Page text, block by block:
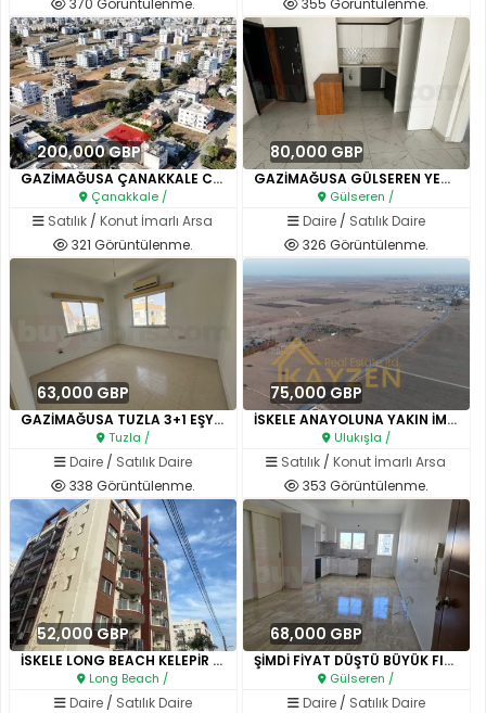
370 Görüntülenme.
355 Görüntülenme.
200,000 GBP
GAZİMAĞUSA ÇANAKKALE CİTTYMALL..
Çanakkale /
Satılık /Konut İmarlı Arsa
321 Görüntülenme.
80,000 GBP
GAZİMAĞUSA GÜLSEREN YENİ 2+1 T..
Gülseren /
Daire/ Satılık Daire
326 Görüntülenme.
63,000 GBP
GAZİMAĞUSA TUZLA 3+1 EŞYASIZ S..
Tuzla /
Daire/ Satılık Daire
338 Görüntülenme.
75,000 GBP
İSKELE ANAYOLUNA YAKIN İMARA A..
Ulukışla /
Satılık /Konut İmarlı Arsa
353 Görüntülenme.
52,000 GBP
İSKELE LONG BEACH KELEPİR FİYA..
Long Beach /
Daire/ Satılık Daire
68,000 GBP
ŞİMDİ FİYAT DÜŞTÜ BÜYÜK FIRSAT..
Gülseren /
Daire/ Satılık Daire